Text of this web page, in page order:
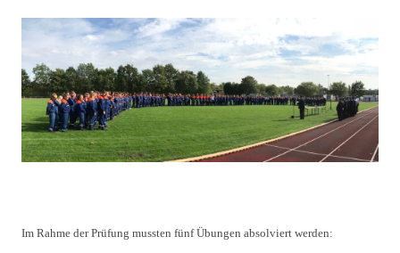
Im Rahme der Prüfung mussten fünf Übungen absolviert werden: